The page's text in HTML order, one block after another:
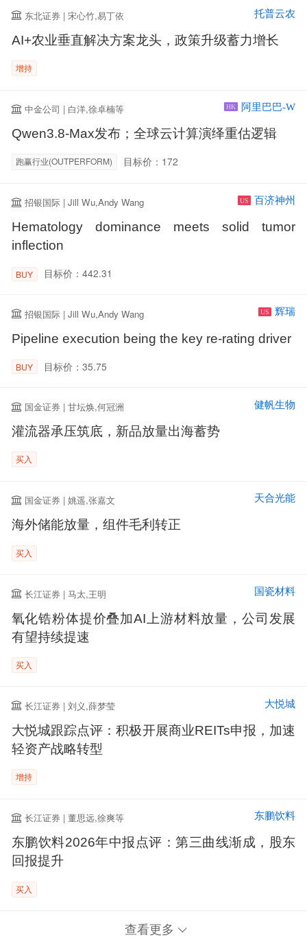
东北证券 | 宋心竹,易丁依 托普云农
AI+农业垂直解决方案龙头，政策升级蓄力增长
增持
中金公司 | 白洋,徐卓楠等 HK 阿里巴巴-W
Qwen3.8-Max发布；全球云计算演绎重估逻辑
跑赢行业(OUTPERFORM) 目标价：172
招银国际 | Jill Wu,Andy Wang US 百济神州
Hematology dominance meets solid tumor
inflection
BUY 目标价：442.31
招银国际 | Jill Wu,Andy Wang US 辉瑞
Pipeline execution being the key re-rating driver
BUY 目标价：35.75
国金证券 | 甘坛焕,何冠洲 健帆生物
灌流器承压筑底，新品放量出海蓄势
买入
国金证券 | 姚遥,张嘉文 天合光能
海外储能放量，组件毛利转正
买入
长江证券 | 马太,王明 国瓷材料
氧化锆粉体提价叠加AI上游材料放量，公司发展
有望持续提速
买入
长江证券 | 刘义,薛梦莹 大悦城
大悦城跟踪点评：积极开展商业REITs申报，加速
轻资产战略转型
增持
长江证券 | 董思远,徐爽等 东鹏饮料
东鹏饮料2026年中报点评：第三曲线渐成，股东
回报提升
买入
查看更多